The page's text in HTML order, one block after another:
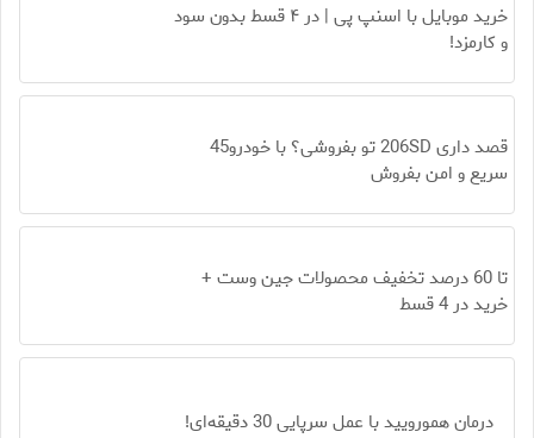
خرید موبایل با اسنپ پی | در ۴ قسط بدون سود
و کارمزد!
قصد داری 206SD تو بفروشی؟ با خودرو45
سریع و امن بفروش
تا 60 درصد تخفیف محصولات جین وست +
خرید در 4 قسط
درمان همورویید با عمل سرپایی 30 دقیقه‌ای!